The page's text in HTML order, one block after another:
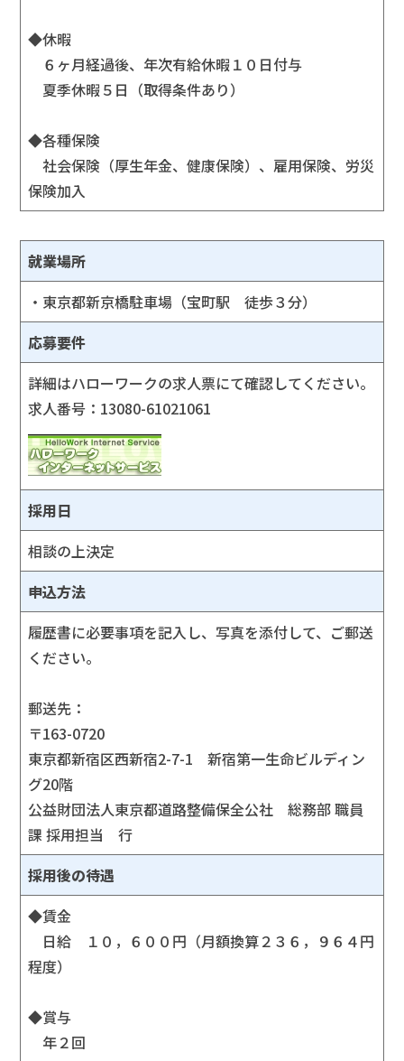
◆休暇
６ヶ月経過後、年次有給休暇１０日付与
夏季休暇５日（取得条件あり）
◆各種保険
社会保険（厚生年金、健康保険）、雇用保険、労災
保険加入
就業場所
・東京都新京橋駐車場（宝町駅 徒歩３分）
応募要件
詳細はハローワークの求人票にて確認してください。
求人番号：13080-61021061
採用日
相談の上決定
申込方法
履歴書に必要事項を記入し、写真を添付して、ご郵送
ください。
郵送先：
〒163-0720
東京都新宿区西新宿2-7-1 新宿第一生命ビルディン
グ20階
公益財団法人東京都道路整備保全公社 総務部 職員
課 採用担当 行
採用後の待遇
◆賃金
日給 １０，６００円（月額換算２３６，９６４円
程度）
◆賞与
年２回